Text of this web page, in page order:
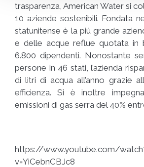
trasparenza, American Water si
10 aziende sostenibili. Fondata
statunitense è la più grande
e delle acque reflue quotata in
6.800 dipendenti. Nonostante
persone in 46 stati, l’azienda
di litri di acqua all’anno grazie
efficienza. Si è inoltre
emissioni di gas serra del 40%
https://www.youtube.com/
v=YiCebnCBJc8